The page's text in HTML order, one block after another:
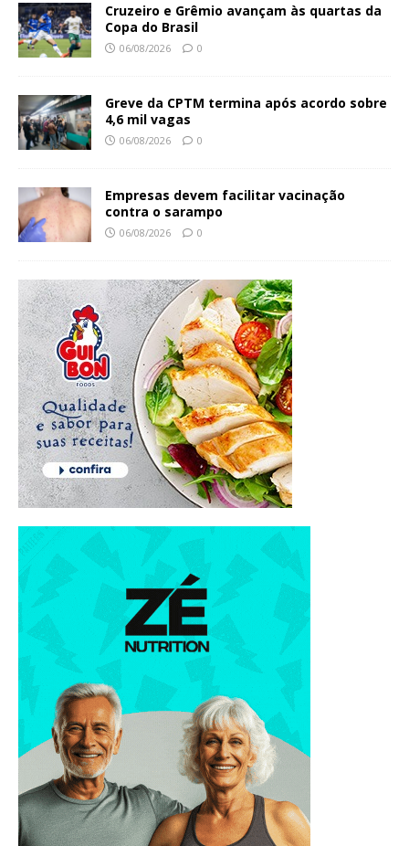
Cruzeiro e Grêmio avançam às quartas da
Copa do Brasil
06/08/2026 0
Greve da CPTM termina após acordo sobre
4,6 mil vagas
06/08/2026 0
Empresas devem facilitar vacinação
contra o sarampo
06/08/2026 0